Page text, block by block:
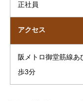
正社員
アクセス
阪メトロ御堂筋線
歩3分